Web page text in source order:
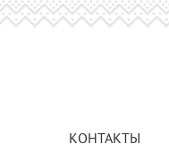
КОНТАКТЫ